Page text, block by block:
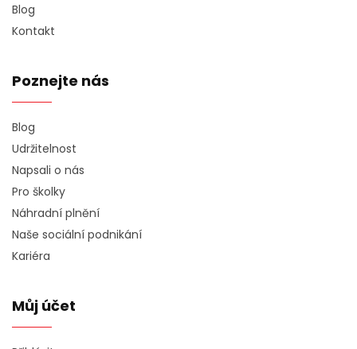
Blog
Kontakt
Poznejte nás
Blog
Udržitelnost
Napsali o nás
Pro školky
Náhradní plnění
Naše sociální podnikání
Kariéra
Můj účet